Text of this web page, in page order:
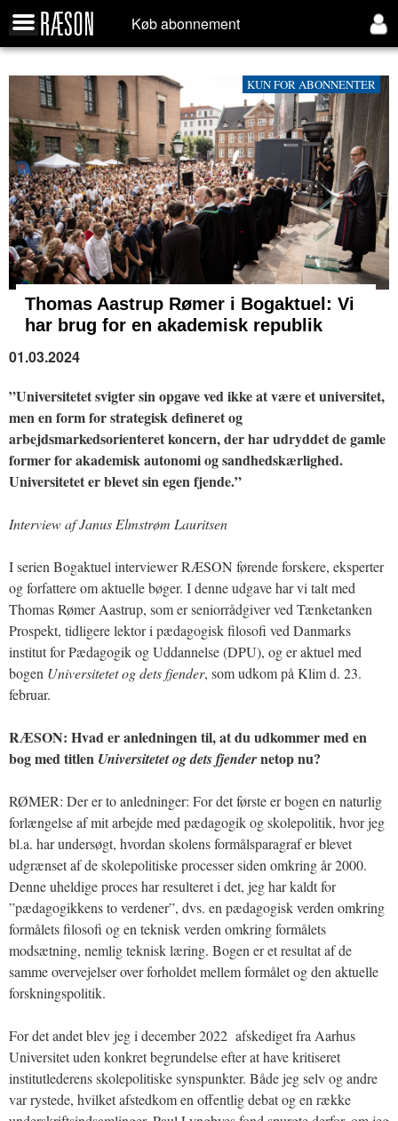
Køb abonnement
KUN FOR ABONNENTER
Thomas Aastrup Rømer i Bogaktuel: Vi
har brug for en akademisk republik
01.03.2024
”Universitetet svigter sin opgave ved ikke at være et universitet,
men en form for strategisk defineret og
arbejdsmarkedsorienteret koncern, der har udryddet de gamle
former for akademisk autonomi og sandhedskærlighed.
Universitetet er blevet sin egen fjende.”
Interview af Janus Elmstrøm Lauritsen
I serien Bogaktuel interviewer RÆSON førende forskere, eksperter
og forfattere om aktuelle bøger. I denne udgave har vi talt med
Thomas Rømer Aastrup, som er seniorrådgiver ved Tænketanken
Prospekt, tidligere lektor i pædagogisk filosofi ved Danmarks
institut for Pædagogik og Uddannelse (DPU), og er aktuel med
bogen Universitetet og dets fjender, som udkom på Klim d. 23.
februar.
RÆSON: Hvad er anledningen til, at du udkommer med en
bog med titlen Universitetet og dets fjendernetop nu?
RØMER: Der er to anledninger: For det første er bogen en naturlig
forlængelse af mit arbejde med pædagogik og skolepolitik, hvor jeg
bl.a. har undersøgt, hvordan skolens formålsparagraf er blevet
udgrænset af de skolepolitiske processer siden omkring år 2000.
Denne uheldige proces har resulteret i det, jeg har kaldt for
”pædagogikkens to verdener”, dvs. en pædagogisk verden omkring
formålets filosofi og en teknisk verden omkring formålets
modsætning, nemlig teknisk læring. Bogen er et resultat af de
samme overvejelser over forholdet mellem formålet og den aktuelle
forskningspolitik.
For det andet blev jeg i december 2022 afskediget fra Aarhus
Universitet uden konkret begrundelse efter at have kritiseret
institutlederens skolepolitiske synspunkter. Både jeg selv og andre
var rystede, hvilket afstedkom en offentlig debat og en række